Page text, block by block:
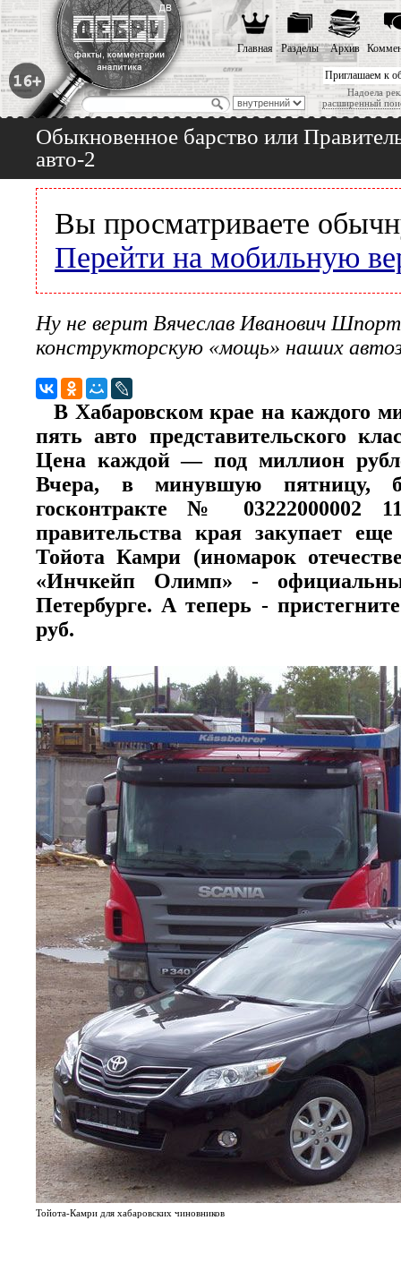
Приглашаем к
Надоела
расширенный
Главная Разделы Архив
Обыкновенное барство или
авто-2
Вы просматриваете
Перейти на мобильную
Ну не верит Вячеслав Иванович
конструкторскую «мощь» наших
В Хабаровском крае на каждого
пять авто представительского
Цена каждой — под миллион
Вчера, в минувшую пятницу,
госконтракте № 03222000002
правительства края закупает
Тойота Камри (иномарок
«Инчкейп Олимп» -
Петербурге. А теперь -
руб.
Тойота-Камри для хабаровских чиновников